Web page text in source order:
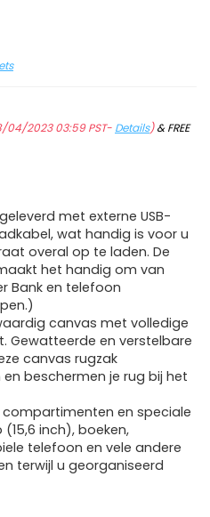
2023 03:59 PST- Details)&FREE
met externe USB-
wat handig is voor u
overal op te laden. De
het handig om van
Bank en telefoon
canvas met volledige
Gewatteerde en verstelbare
canvas rugzak
beschermen je rug bij het
compartimenten en speciale
inch), boeken,
telefoon en vele andere
terwijl u georganiseerd